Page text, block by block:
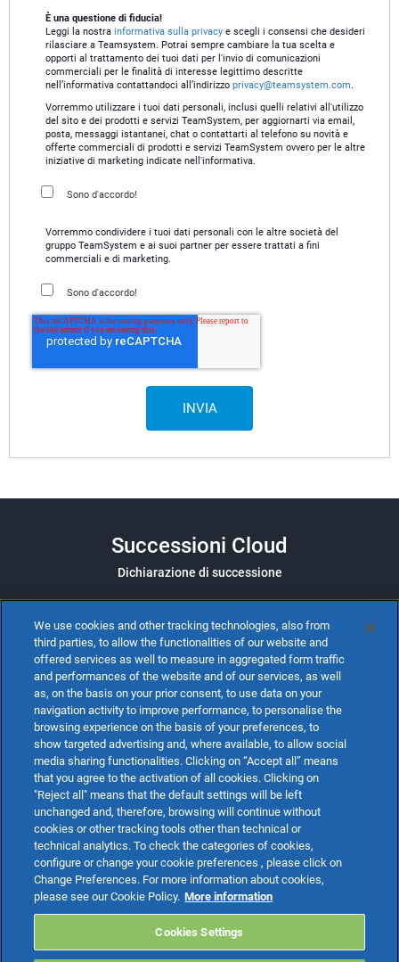
Teamsystem Corporate
TeamSystem Store
È una questione di fiducia!
Leggi la nostra informativa sulla privacy e scegli i consensi che desideri
rilasciare a Teamsystem. Potrai sempre cambiare la tua scelta e
opporti al trattamento dei tuoi dati per l'invio di comunicazioni
commerciali per le finalità di interesse legittimo descritte
nell’informativa contattandoci all’indirizzo privacy@teamsystem.com.
Vorremmo utilizzare i tuoi dati personali, inclusi quelli relativi all'utilizzo
del sito e dei prodotti e servizi TeamSystem, per aggiornarti via email,
posta, messaggi istantanei, chat o contattarti al telefono su novità e
offerte commerciali di prodotti e servizi TeamSystem ovvero per le altre
iniziative di marketing indicate nell'informativa.
Sono d'accordo!
Vorremmo condividere i tuoi dati personali con le altre società del
gruppo TeamSystem e ai suoi partner per essere trattati a fini
commerciali e di marketing.
Sono d'accordo!
Successioni Cloud
Dichiarazione di successione
SCARICA LA SCHEDA
We use cookies and other tracking technologies, also from
third parties, to allow the functionalities of our website and
offered services as well to measure in aggregated form traffic
and performances of the website and of our services, as well
as, on the basis on your prior consent, to use data on your
navigation activity to improve performance, to personalise the
browsing experience on the basis of your preferences, to
show targeted advertising and, where available, to allow social
media sharing functionalities. Clicking on “Accept all” means
that you agree to the activation of all cookies. Clicking on
"Reject all" means that the default settings will be left
unchanged and, therefore, browsing will continue without
cookies or other tracking tools other than technical or
technical analytics. To check the categories of cookies,
configure or change your cookie preferences , please click on
Change Preferences. For more information about cookies,
please see our Cookie Policy. More information
Cookies Settings